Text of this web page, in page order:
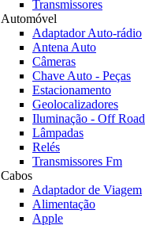
Transmissores
Automóvel
Adaptador Auto-rádio
Antena Auto
Câmeras
Chave Auto - Peças
Estacionamento
Geolocalizadores
Iluminação - Off Road
Lâmpadas
Relés
Transmissores Fm
Cabos
Adaptador de Viagem
Alimentação
Apple